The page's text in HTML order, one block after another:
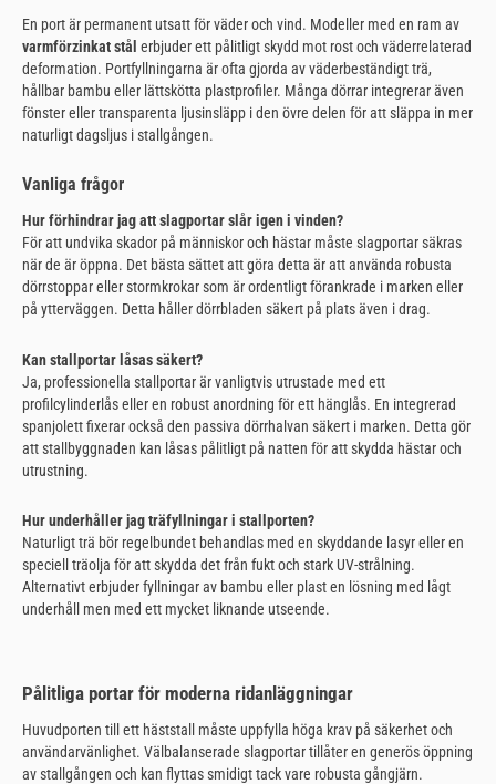
En port är permanent utsatt för väder och vind. Modeller med en ram av
varmförzinkat stål erbjuder ett pålitligt skydd mot rost och väderrelaterad
deformation. Portfyllningarna är ofta gjorda av väderbeständigt trä,
hållbar bambu eller lättskötta plastprofiler. Många dörrar integrerar även
fönster eller transparenta ljusinsläpp i den övre delen för att släppa in mer
naturligt dagsljus i stallgången.
Vanliga frågor
Hur förhindrar jag att slagportar slår igen i vinden?
För att undvika skador på människor och hästar måste slagportar säkras
när de är öppna. Det bästa sättet att göra detta är att använda robusta
dörrstoppar eller stormkrokar som är ordentligt förankrade i marken eller
på ytterväggen. Detta håller dörrbladen säkert på plats även i drag.
Kan stallportar låsas säkert?
Ja, professionella stallportar är vanligtvis utrustade med ett
profilcylinderlås eller en robust anordning för ett hänglås. En integrerad
spanjolett fixerar också den passiva dörrhalvan säkert i marken. Detta gör
att stallbyggnaden kan låsas pålitligt på natten för att skydda hästar och
utrustning.
Hur underhåller jag träfyllningar i stallporten?
Naturligt trä bör regelbundet behandlas med en skyddande lasyr eller en
speciell träolja för att skydda det från fukt och stark UV-strålning.
Alternativt erbjuder fyllningar av bambu eller plast en lösning med lågt
underhåll men med ett mycket liknande utseende.
Pålitliga portar för moderna ridanläggningar
Huvudporten till ett häststall måste uppfylla höga krav på säkerhet och
användarvänlighet. Välbalanserade slagportar tillåter en generös öppning
av stallgången och kan flyttas smidigt tack vare robusta gångjärn.